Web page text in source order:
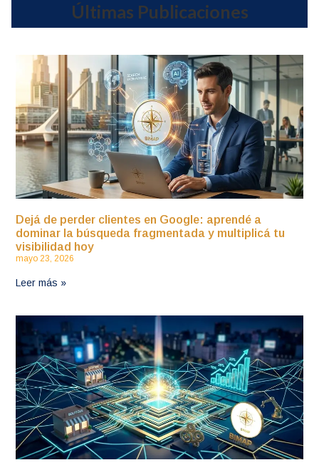
Últimas Publicaciones
Dejá de perder clientes en Google: aprendé a
dominar la búsqueda fragmentada y multiplicá tu
visibilidad hoy
mayo 23, 2026
Leer más »